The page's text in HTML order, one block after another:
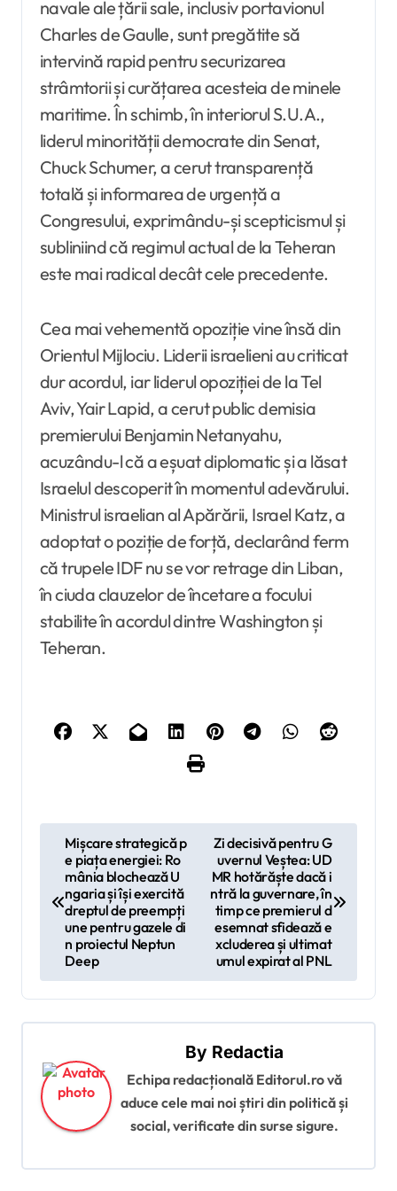
navale ale țării sale, inclusiv portavionul
Charles de Gaulle, sunt pregătite să
intervină rapid pentru securizarea
strâmtorii și curățarea acesteia de minele
maritime. În schimb, în interiorul S.U.A.,
liderul minorității democrate din Senat,
Chuck Schumer, a cerut transparență
totală și informarea de urgență a
Congresului, exprimându-și scepticismul și
subliniind că regimul actual de la Teheran
este mai radical decât cele precedente.
Cea mai vehementă opoziție vine însă din
Orientul Mijlociu. Liderii israelieni au criticat
dur acordul, iar liderul opoziției de la Tel
Aviv, Yair Lapid, a cerut public demisia
premierului Benjamin Netanyahu,
acuzându-l că a eșuat diplomatic și a lăsat
Israelul descoperit în momentul adevărului.
Ministrul israelian al Apărării, Israel Katz, a
adoptat o poziție de forță, declarând ferm
că trupele IDF nu se vor retrage din Liban,
în ciuda clauzelor de încetare a focului
stabilite în acordul dintre Washington și
Teheran.
a
î
n
a
Mișcare strategică p
e piața energiei: Ro
mânia blochează U
ngaria și își exercită
dreptul de preempți
une pentru gazele di
n proiectul Neptun
Deep
Zi decisivă pentru G
uvernul Veștea: UD
MR hotărăște dacă i
ntră la guvernare, în
timp ce premierul d
esemnat sfidează e
xcluderea și ultimat
umul expirat al PNL
By Redactia
Echipa redacțională Editorul.ro vă
aduce cele mai noi știri din politică și
social, verificate din surse sigure.